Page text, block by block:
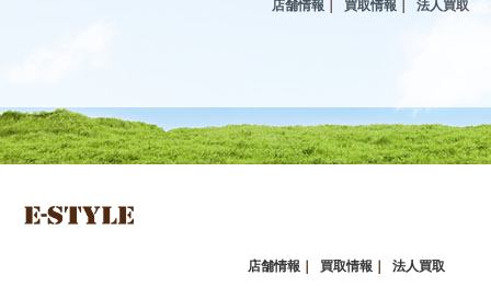
店舗情報 買取情報 法人買取
店舗情報 買取情報 法人買取